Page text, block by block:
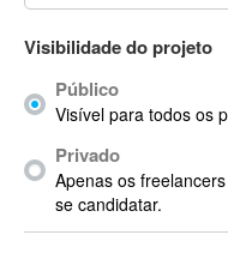
ACT
Actian
Actimize
ActionScript
ActionScript 3
Visibilidade do projeto
Público
Visível para todos os
Privado
Apenas os
se candidatar.